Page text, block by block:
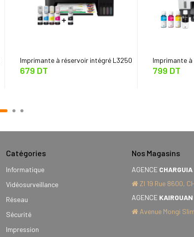
Imprimante à réservoir intégré L3250
multifonction avec WIFI EPSON
679 DT
Imprimante
multifonction
799 DT
Catégories
Informatique
Vidéosurveillance
Réseau
Sécurité
Impression
Nos Magasins
AGENCE CHARGUIA
ZI 19 Rue 8600,
AGENCE KAIROUAN
Avenue Mongi